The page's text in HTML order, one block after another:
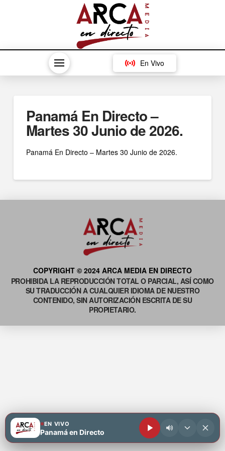
En Vivo
Panamá En Directo –
Martes 30 Junio de 2026.
Panamá En Directo – Martes 30 Junio de 2026.
COPYRIGHT © 2024 ARCA MEDIA EN DIRECTO
PROHIBIDA LA REPRODUCCIÓN TOTAL O PARCIAL, ASÍ COMO
SU TRADUCCIÓN A CUALQUIER IDIOMA DE NUESTRO
CONTENIDO, SIN AUTORIZACIÓN ESCRITA DE SU
PROPIETARIO.
EN VIVO
Panamá en Directo